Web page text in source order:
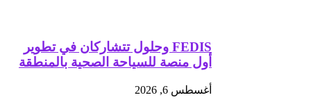
FEDIS وحلول تتشاركان في تطوير
أول منصة للسياحة الصحية بالمنطقة
أغسطس 6, 2026